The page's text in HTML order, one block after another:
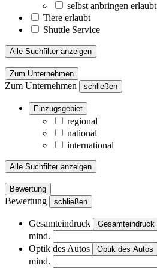
selbst anbringen erlaubt
Tiere erlaubt
Shuttle Service
Alle Suchfilter anzeigen
Zum Unternehmen
Zum Unternehmen schließen
Einzugsgebiet
regional
national
international
Alle Suchfilter anzeigen
Bewertung
Bewertung schließen
Gesamteindruck Gesamteindruck
mind.
Optik des Autos
Optik des Autos
mind.